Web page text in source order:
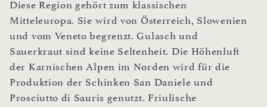
Diese Region gehört zum klassischen
Mitteleuropa. Sie wird von Österreich, Slowenien
und vom Veneto begrenzt. Gulasch und
Sauerkraut sind keine Seltenheit. Die Höhenluft
der Karnischen Alpen im Norden wird für die
Produktion der Schinken San Daniele und
Prosciutto di Sauris genutzt. Friulische